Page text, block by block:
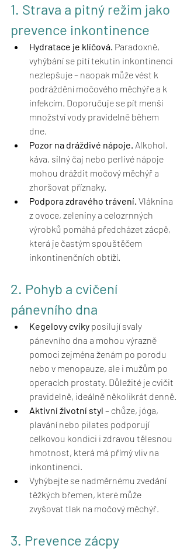
1. Strava a pitný režim jako
prevence inkontinence
Hydratace je klíčová. Paradoxně,
vyhýbání se pití tekutin inkontinenci
nezlepšuje – naopak může vést k
podráždění močového měchýře a k
infekcím. Doporučuje se pít menší
množství vody pravidelně během
dne.
Pozor na dráždivé nápoje. Alkohol,
káva, silný čaj nebo perlivé nápoje
mohou dráždit močový měchýř a
zhoršovat příznaky.
Podpora zdravého trávení. Vláknina
z ovoce, zeleniny a celozrnných
výrobků pomáhá předcházet zácpě,
která je častým spouštěčem
inkontinenčních obtíží.
2. Pohyb a cvičení
pánevního dna
Kegelovy cviky posilují svaly
pánevního dna a mohou výrazně
pomoci zejména ženám po porodu
nebo v menopauze, ale i mužům po
operacích prostaty. Důležité je cvičit
pravidelně, ideálně několikrát denně.
Aktivní životní styl – chůze, jóga,
plavání nebo pilates podporují
celkovou kondici i zdravou tělesnou
hmotnost, která má přímý vliv na
inkontinenci.
Vyhýbejte se nadměrnému zvedání
těžkých břemen, které může
zvyšovat tlak na močový měchýř.
3. Prevence zácpy